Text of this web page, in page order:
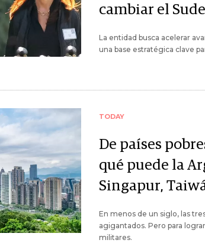
cambiar el
La entidad busca acelerar
una base estratégica clave
TODAY
De países
qué puede la
Singapur,
En menos de un siglo, las
agigantados. Pero para
militares.